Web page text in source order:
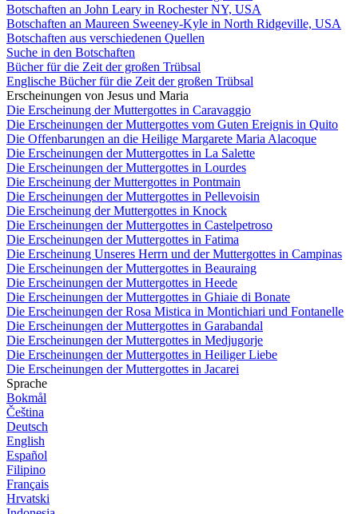
Botschaften an John Leary in Rochester NY, USA
Botschaften an Maureen Sweeney-Kyle in North Ridgeville, USA
Botschaften aus verschiedenen Quellen
Suche in den Botschaften
Bücher für die Zeit der großen Trübsal
Englische Bücher für die Zeit der großen Trübsal
Erscheinungen von Jesus und Maria
Die Erscheinung der Muttergottes in Caravaggio
Die Erscheinungen der Muttergottes vom Guten Ereignis in Quito
Die Offenbarungen an die Heilige Margarete Maria Alacoque
Die Erscheinungen der Muttergottes in La Salette
Die Erscheinungen der Muttergottes in Lourdes
Die Erscheinung der Muttergottes in Pontmain
Die Erscheinungen der Muttergottes in Pellevoisin
Die Erscheinung der Muttergottes in Knock
Die Erscheinungen der Muttergottes in Castelpetroso
Die Erscheinungen der Muttergottes in Fatima
Die Erscheinung Unseres Herrn und der Muttergottes in Campinas
Die Erscheinungen der Muttergottes in Beauraing
Die Erscheinungen der Muttergottes in Heede
Die Erscheinungen der Muttergottes in Ghiaie di Bonate
Die Erscheinungen der Rosa Mistica in Montichiari und Fontanelle
Die Erscheinungen der Muttergottes in Garabandal
Die Erscheinungen der Muttergottes in Medjugorje
Die Erscheinungen der Muttergottes in Heiliger Liebe
Die Erscheinungen der Muttergottes in Jacarei
Sprache
Bokmål
Čeština
Deutsch
English
Español
Filipino
Français
Hrvatski